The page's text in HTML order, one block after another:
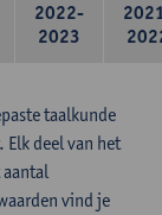
2022-
2023
taalkunde
deel van het
vind je